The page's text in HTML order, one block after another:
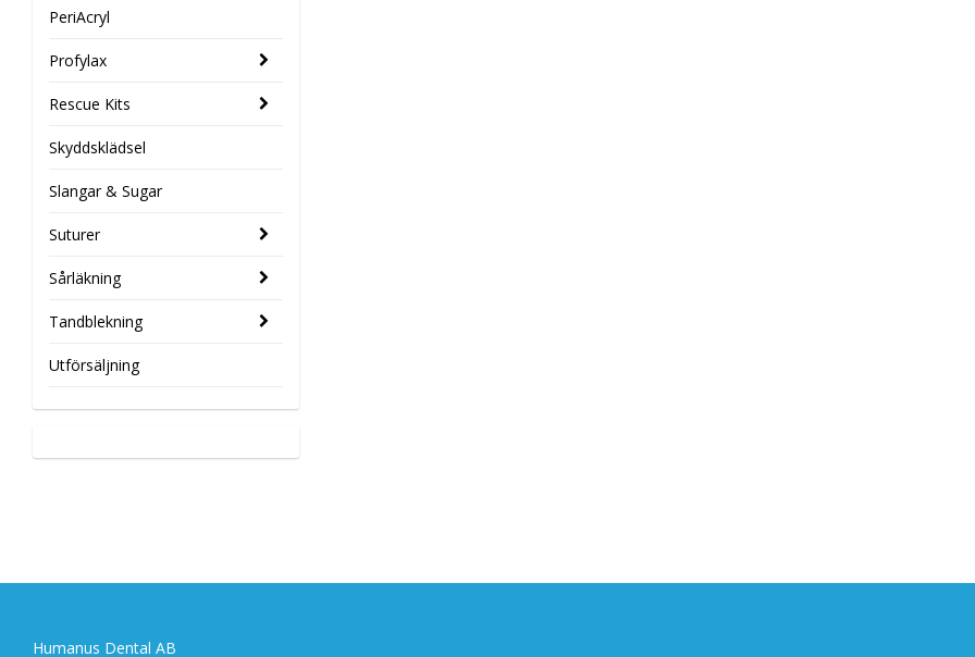
PeriAcryl
Profylax
Rescue Kits
Skyddsklädsel
Slangar & Sugar
Suturer
Sårläkning
Tandblekning
Utförsäljning
Humanus Dental AB